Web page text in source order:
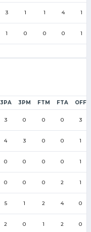
3 1 1 4 1
1 0 0 0 1
3PA 3PM FTM FTA OFF
3 0 0 0 3
4 3 0 0 1
0 0 0 0 1
0 0 0 2 1
5 1 2 4 0
2 0 1 2 0